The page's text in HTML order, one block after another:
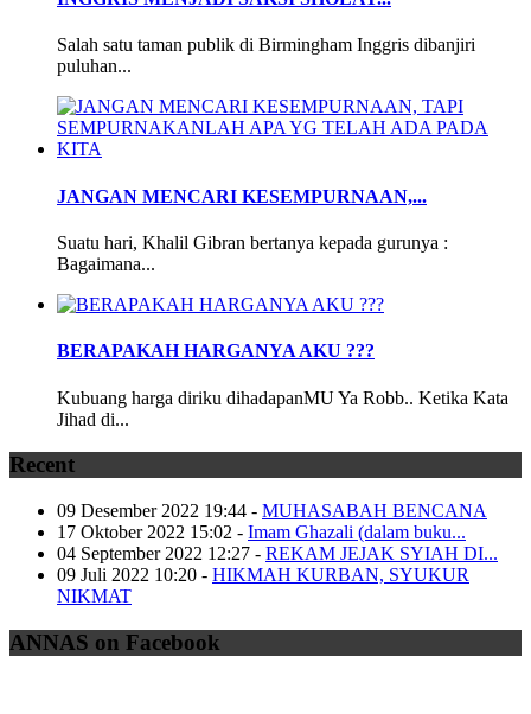
Salah satu taman publik di Birmingham Inggris dibanjiri
puluhan...
JANGAN MENCARI KESEMPURNAAN,...
Suatu hari, Khalil Gibran bertanya kepada gurunya :
Bagaimana...
BERAPAKAH HARGANYA AKU ???
Kubuang harga diriku dihadapanMU Ya Robb.. Ketika Kata
Jihad di...
Recent
09 Desember 2022 19:44 - MUHASABAH BENCANA
17 Oktober 2022 15:02 - Imam Ghazali (dalam buku...
04 September 2022 12:27 - REKAM JEJAK SYIAH DI...
09 Juli 2022 10:20 - HIKMAH KURBAN, SYUKUR
NIKMAT
ANNAS on Facebook